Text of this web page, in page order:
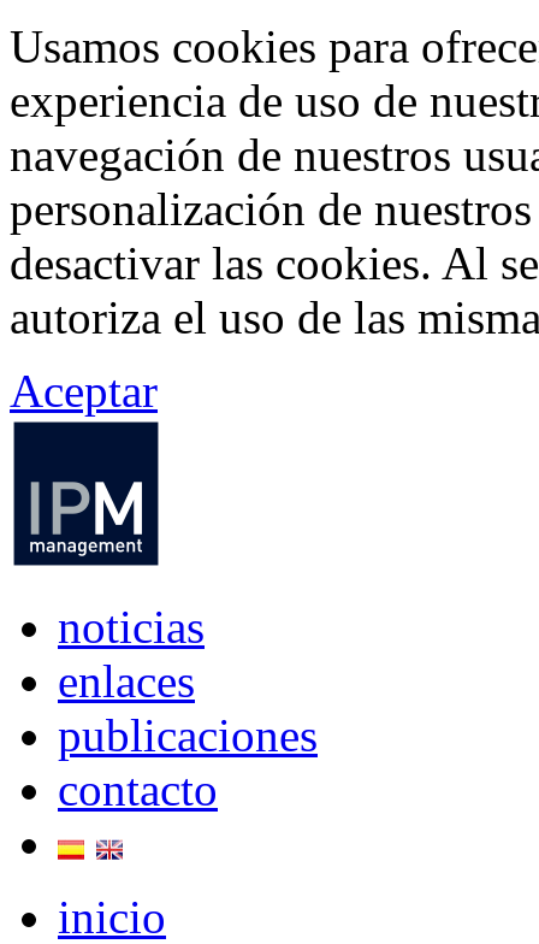
Usamos cookies para
experiencia de uso de
navegación de nuestros
personalización de
desactivar las cookies. Al
autoriza el uso de las
Aceptar
noticias
enlaces
publicaciones
contacto
inicio